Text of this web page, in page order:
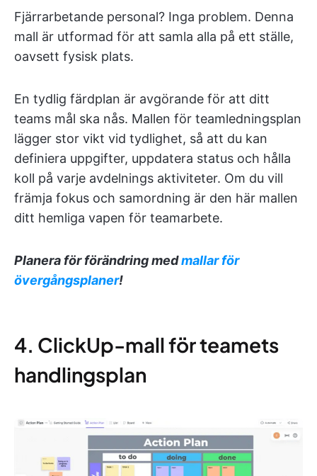
Fjärrarbetande personal? Inga problem. Denna
mall är utformad för att samla alla på ett ställe,
oavsett fysisk plats.
En tydlig färdplan är avgörande för att ditt
teams mål ska nås. Mallen för teamledningsplan
lägger stor vikt vid tydlighet, så att du kan
definiera uppgifter, uppdatera status och hålla
koll på varje avdelnings aktiviteter. Om du vill
främja fokus och samordning är den här mallen
ditt hemliga vapen för teamarbete.
Planera för förändring medmallar för
övergångsplaner!
4. ClickUp-mall för teamets
handlingsplan